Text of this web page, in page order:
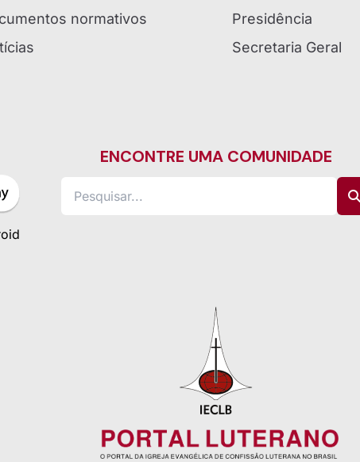
normativos
Presidência
Secretaria Geral
ENCONTRE UMA COMUNIDADE